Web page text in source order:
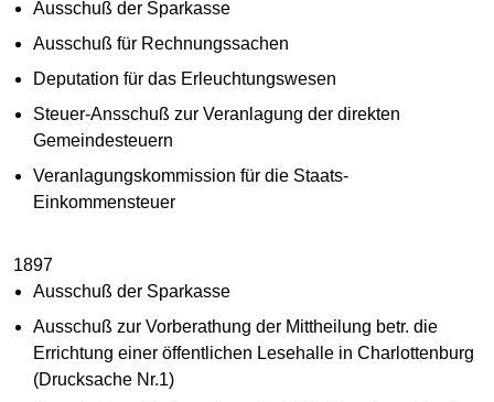
Ausschuß der Sparkasse
Ausschuß für Rechnungssachen
Deputation für das Erleuchtungswesen
Steuer-Ansschuß zur Veranlagung der direkten
Gemeindesteuern
Veranlagungskommission für die Staats-
Einkommensteuer
1897
Ausschuß der Sparkasse
Ausschuß zur Vorberathung der Mittheilung betr. die
Errichtung einer öffentlichen Lesehalle in Charlottenburg
(Drucksache Nr.1)